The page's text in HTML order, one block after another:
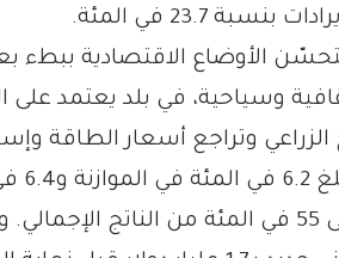
23.7 في المئة.
الأوضاع الاقتصادية ببطء بعد
وسياحية، في بلد يعتمد على
الزراعي وتراجع أسعار الطاقة
الدَين العام إلى 55 في المئة من